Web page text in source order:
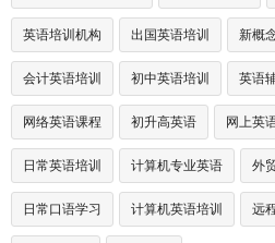
英语培训机构 出国英语培训 新概
会计英语培训 初中英语培训 英语
网络英语课程 初升高英语 网上英
日常英语培训 计算机专业英语 外
日常口语学习 计算机英语培训 远